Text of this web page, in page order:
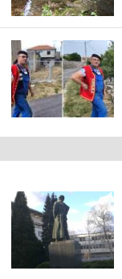
0
4